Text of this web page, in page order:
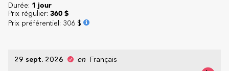
29 sept. 2026 en
Français
Durée: 1 jour
Prix régulier: 360 $
Prix préférentiel : 306 $